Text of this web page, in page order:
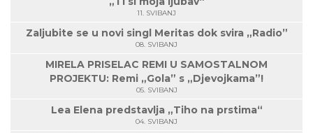
11. SVIBANJ
Zaljubite se u novi singl Meritas dok svira „Radio”
08. SVIBANJ
MIRELA PRISELAC REMI U SAMOSTALNOM
PROJEKTU: Remi „Gola” s „Djevojkama”!
05. SVIBANJ
Lea Elena predstavlja „Tiho na prstima“
04. SVIBANJ